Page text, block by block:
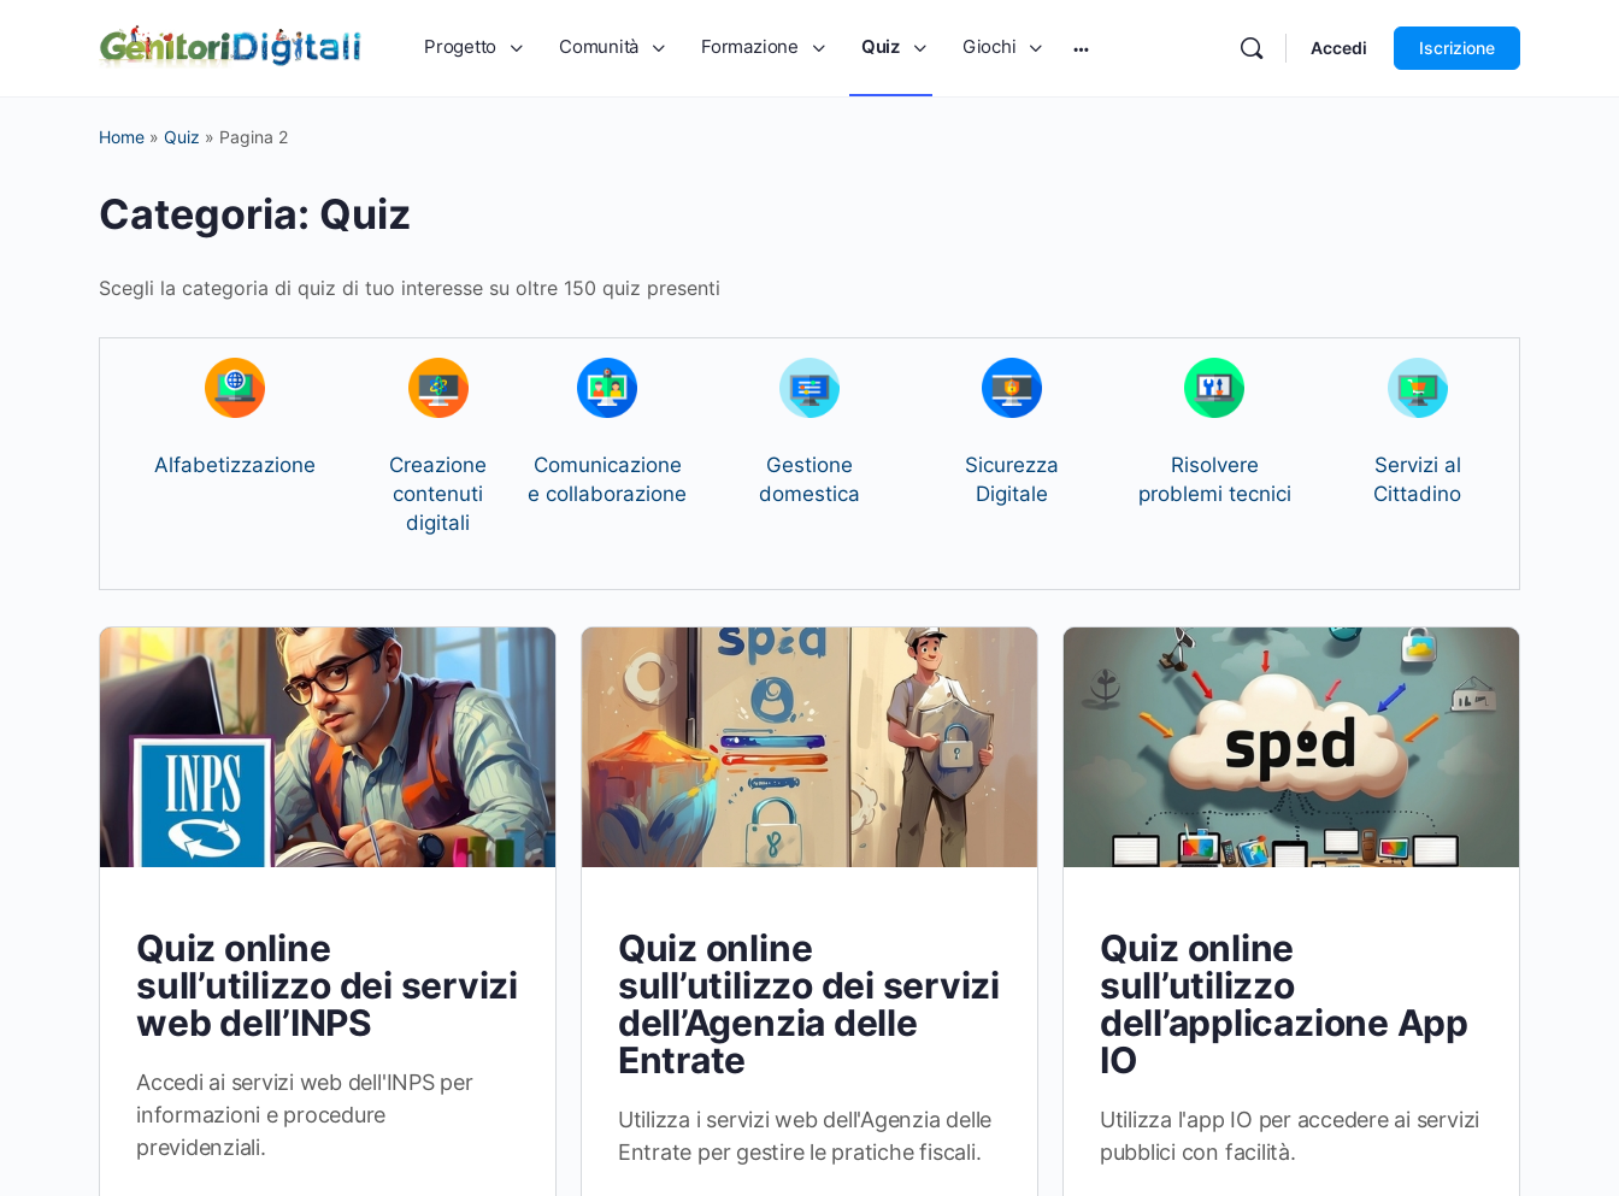
Progetto Comunità Formazione Quiz Giochi Accedi Iscrizione
Home » Quiz » Pagina 2
Categoria: Quiz
Scegli la categoria di quiz di tuo interesse su oltre 150 quiz presenti
Alfabetizzazione
Creazione
contenuti
digitali
Comunicazione
e collaborazione
Gestione
domestica
Sicurezza
Digitale
Risolvere
problemi tecnici
Servizi al
Cittadino
Quiz online
sull’utilizzo dei servizi
web dell’INPS
Accedi ai servizi web dell'INPS per
informazioni e procedure
previdenziali.
Quiz online
sull’utilizzo dei servizi
dell’Agenzia delle
Entrate
Utilizza i servizi web dell'Agenzia delle
Entrate per gestire le pratiche fiscali.
Quiz online
sull’utilizzo
dell’applicazione App
IO
Utilizza l'app IO per accedere ai servizi
pubblici con facilità.